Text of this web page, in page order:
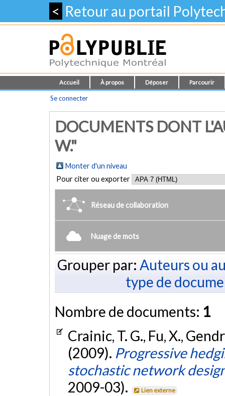
< Retour au portail
Accueil À propos Déposer Parcourir
Se connecter
DOCUMENTS DONT
W."
Monter d'un niveau
Pour citer ou exporter
Réseau de collaboration
Nuage de mots
Grouper par: Auteurs ou
type de
Nombre de documents: 1
Crainic, T. G., Fu, X.,
(2009). Progressive
stochastic network
2009-03).
Lien externe